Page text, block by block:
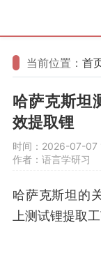
当前位置： 首
哈萨克斯坦
效提取锂
时间：2026-07-07
作者：语言学研习
哈萨克斯坦的
上测试锂提取